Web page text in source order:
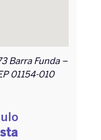
Barra Funda –
01154-010